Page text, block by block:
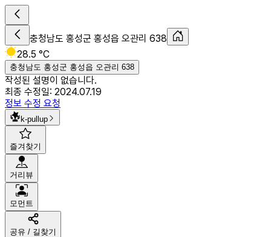
충청남도 홍성군 홍성읍 오관리 638
28.5 °C
충청남도 홍성군 홍성읍 오관리 638
작성된 설명이 없습니다.
최종 수정일: 2024.07.19
정보 수정 요청
k-pullup
즐겨찾기
거리뷰
모먼트
공유 / 길찾기